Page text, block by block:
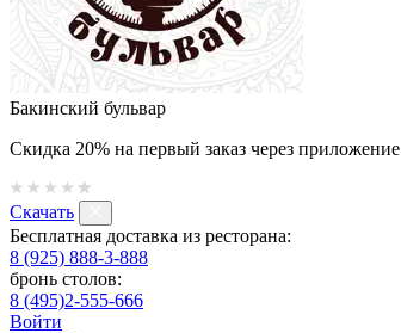
Бакинский бульвар
Скидка 20% на первый заказ через приложение
Скачать
Бесплатная доставка из ресторана:
8 (925) 888-3-888
бронь столов:
8 (495)2-555-666
Войти